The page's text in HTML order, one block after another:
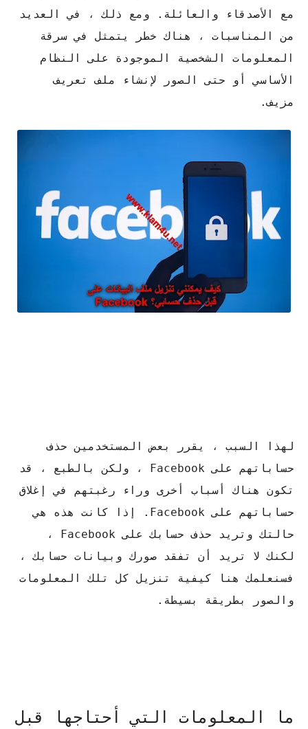
مع الأصدقاء والعائلة. ومع ذلك ، في العديد
من المناسبات ، هناك خطر يتمثل في سرقة
المعلومات الشخصية الموجودة على النظام
الأساسي أو حتى الصور لإنشاء ملف تعريف
مزيف.
لهذا السبب ، يقرر بعض المستخدمين حذف
حساباتهم على Facebook ، ولكن بالطبع ، قد
تكون هناك أسباب أخرى وراء رغبتهم في إغلاق
حساباتهم على Facebook. إذا كانت هذه هي
حالتك وتريد حذف حسابك على Facebook ،
لكنك لا تريد أن تفقد صورك وبيانات حسابك ،
فسنعلمك هنا كيفية تنزيل كل تلك المعلومات
والصور بطريقة بسيطة.
ما المعلومات التي أحتاجها قبل